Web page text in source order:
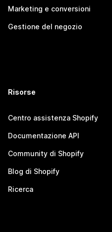
Marketing e conversioni
Gestione del negozio
Risorse
Centro assistenza Shopify
Documentazione API
Community di Shopify
Blog di Shopify
Ricerca